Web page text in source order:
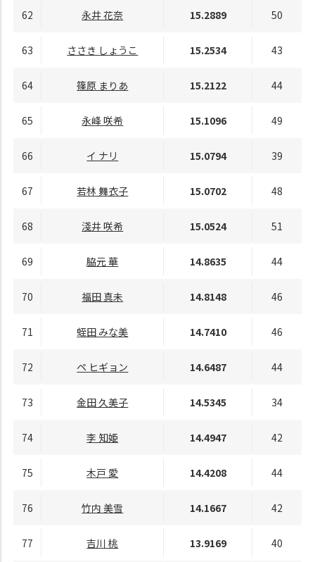
62 永井 花奈 15.2889 50
63 ささき しょうこ 15.2534 43
64 篠原 まりあ 15.2122 44
65 永峰 咲希 15.1096 49
66 イ ナリ 15.0794 39
67 若林 舞衣子 15.0702 48
68 淺井 咲希 15.0524 51
69 脇元 華 14.8635 44
70 福田 真未 14.8148 46
71 蛭田 みな美 14.7410 46
72 ペ ヒギョン 14.6487 44
73 金田 久美子 14.5345 34
74 李 知姫 14.4947 42
75 木戸 愛 14.4208 44
76 竹内 美雪 14.1667 42
77 吉川 桃 13.9169 40